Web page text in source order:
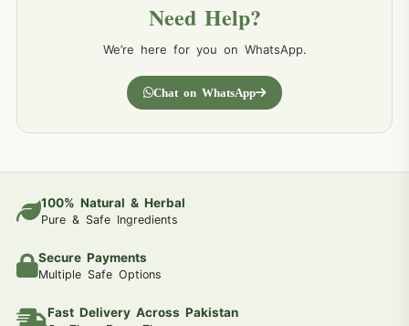
Need Help?
We’re here for you on WhatsApp.
Chat on WhatsApp
100% Natural & Herbal
Pure & Safe Ingredients
Secure Payments
Multiple Safe Options
Fast Delivery Across Pakistan